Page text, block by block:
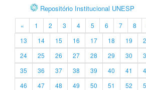
Repositório Institucional UNESP
« 1 2 3 4 5 6 7 8
13
14 15 16 17 18 19
24
25 26 27 28 29 30
35
36 37 38 39 40 41
46
47 48 49 50 51 52